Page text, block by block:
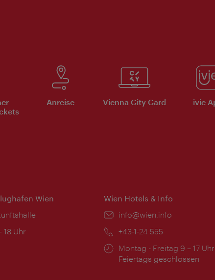
Anreise Vienna City Card ivie
Wien
18 Uhr
Wien Hotels & Info
Email:
info@wien.info
Telefon:
+43-1-24 555
Öffnungszeiten:
Montag - Freitag 9 – 17 Uhr
Feiertags geschlossen